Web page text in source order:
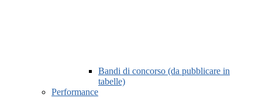
Bandi di concorso (da pubblicare in
tabelle)
Performance